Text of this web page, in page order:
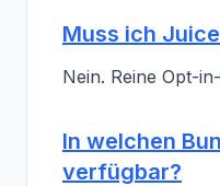
Muss ich
Nein. Reine Opt-
In welchen
verfügbar?